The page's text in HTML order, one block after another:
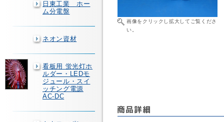
日東工業 ホー
ム分電盤
ネオン資材
看板用 蛍光灯ホ
ルダー・LEDモ
ジュール・スイ
ッチング電源
AC-DC
画像をクリックし拡大してご覧くださ
い。